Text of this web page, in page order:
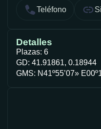
Teléfono
Detalles
Plazas: 6
GD: 41.91861, 0.18944
GMS: N41º55’07»